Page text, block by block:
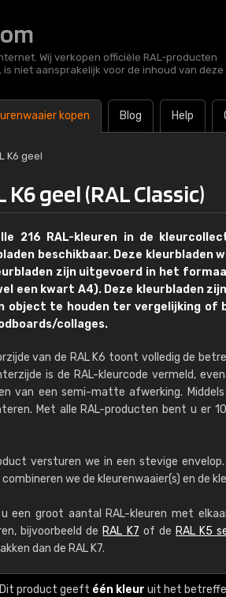
Wij verkopen officiële RAL-producten
is niet aansprakelijk voor de inhoud van deze
kopen Blog Help
K6 geel
K6 geel (RAL Classic)
216 RAL-kleuren in de
beschikbaar. Deze kleurbladen
zijn uitgevoerd in het
een kwart A4). Deze kleurbladen
object te houden ter vergelijking of
collages.
van de RAL K6 toont volledig de
is de RAL-kleurcode vermeld,
van een semi-matte afwerking.
Met alle RAL-producten bent u er
versturen we in een stevige
we de kleurenwaaier(s) en de
u een groot aantal RAL-kleuren met
bijvoorbeeld de RAL K7 of de RAL K5
dan de RAL K7.
Dit product geeft één kleur uit het